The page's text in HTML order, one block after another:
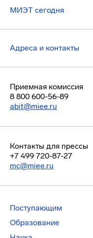
МИЭТ сегодня
Адреса и контакты
Приемная комиссия
8 800 600-56-89
abit@miee.ru
Контакты для прессы
+7 499 720-87-27
mc@miee.ru
Поступающим
Образование